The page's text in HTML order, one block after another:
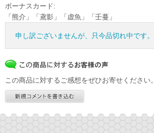
ボーナスカード:
「熊介」「鳶影」「虚魚」「壬蔓」
申し訳ございませんが、只今品切れ中です。
この商品に対するご感想をぜひお寄せください。